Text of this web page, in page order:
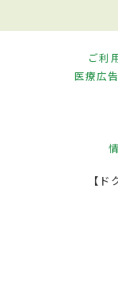
ご利
医療広
【